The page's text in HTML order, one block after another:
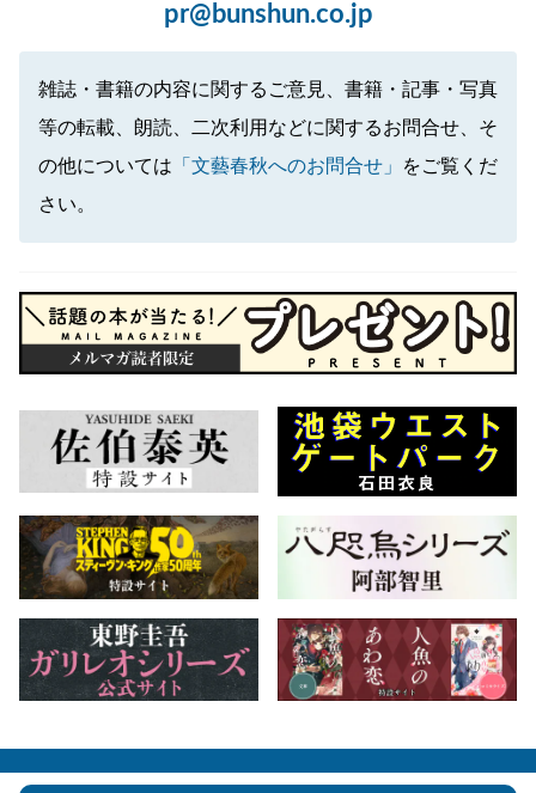
pr@bunshun.co.jp
雑誌・書籍の内容に関するご意見、書籍・記事・写真
等の転載、朗読、二次利用などに関するお問合せ、そ
の他については 「文藝春秋へのお問合せ」
をご覧くだ
さい。